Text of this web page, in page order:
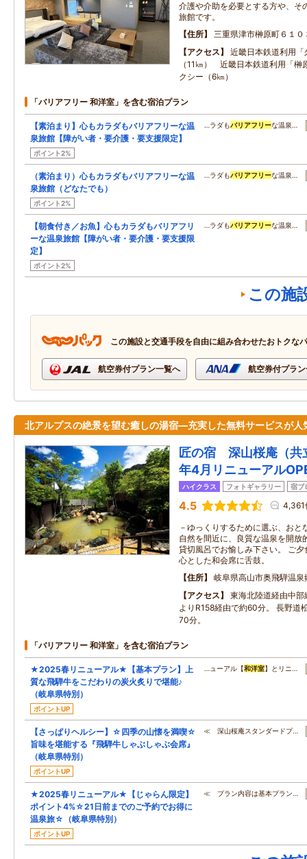
介護や介助を必要とする方や、そ
旅館です。
住所
三重県津市榊原町６１０
アクセス
近畿日本鉄道利用
（11㎞） 近畿日本鉄道利用「
クシー（6㎞）
「バリアフリー 和洋室」を含む宿泊プラン
【素泊まり】心もカラダもバリアフリーな温
泉旅館【障がい者・要介護・要支援限定】
ポイント2%
…ラダもバリアフリーな温泉…
（素泊まり）心もカラダもバリアフリーな温
泉旅館（どなたでも）
ポイント2%
…ラダもバリアフリーな温泉…
【朝食付き／お魚】心もカラダもバリアフリ
ーな温泉旅館【障がい者・要介護・要支援限
定】
ポイント2%
…ラダもバリアフリーな温泉…
この施
この施設と交通手段を自由に組み合わせたおトクな
航空券付プラン一覧へ 航空券付プラ
北アルプスの絶景を望む癒しの湯宿―充実した無料サービスが
匠の宿 深山桜庵（共
年4月リニューアル
ハイクラス フォトギャラリー 宿ブ
4.5 4,361
－ゆっくりするために選ぶ、おと
自然を間近に、良質な温泉を開放
貸切風呂でお愉しみ下さい。 ご
心とした和会席に舌鼓。
住所
岐阜県高山市奥飛騨温
アクセス
東海北陸道経由中
よりR158経由で約60分。 長野道
70分。
「バリアフリー 和洋室」を含む宿泊プラン
★2025春リニューアル★【基本プラン】上
質な飛騨牛をこだわりの炭火炙りで堪能♪
（岐阜県特別）
ポイントUP
…ューアル【和洋室】とリニ…
【さっぱりヘルシー】☆四季の山懐を満喫☆
旨味を堪能する『飛騨牛しゃぶしゃぶ会席』
（岐阜県特別）
ポイントUP
≪ 深山桜庵スタンダードプ…
★2025春リニューアル★【じゃらん限定】
ポイント4%☆21日前までのご予約でお得に
温泉旅☆（岐阜県特別）
ポイントUP
≪ プラン内容は基本プラン…